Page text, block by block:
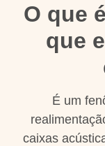
O que
que
É um
caixas